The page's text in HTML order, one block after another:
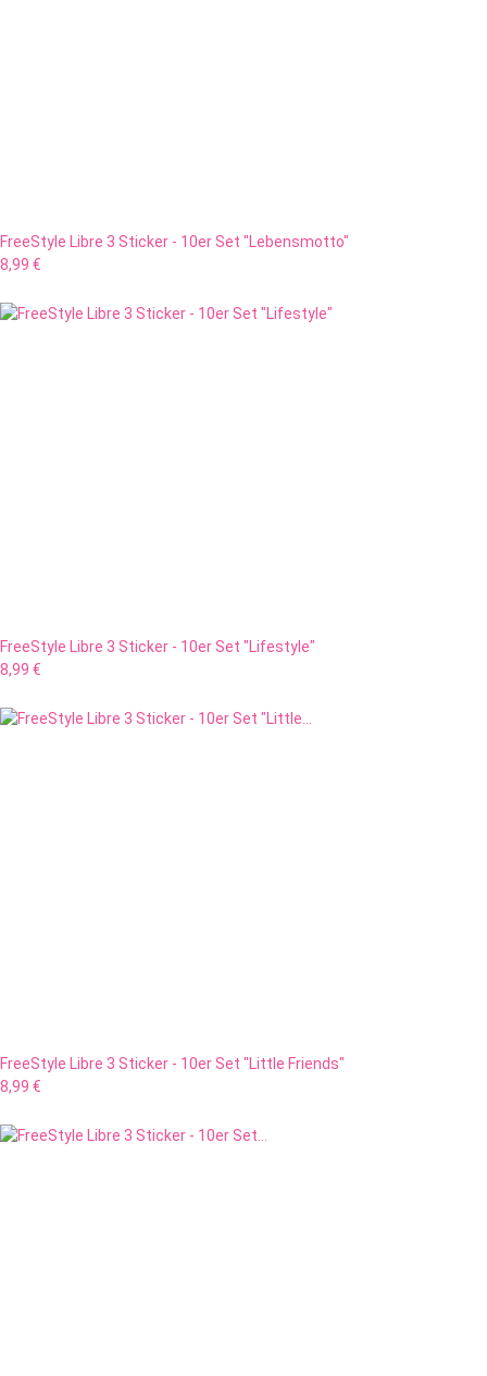
FreeStyle Libre 3 Sticker - 10er Set "Lebensmotto"
8,99 €
FreeStyle Libre 3 Sticker - 10er Set "Lifestyle"
8,99 €
FreeStyle Libre 3 Sticker - 10er Set "Little Friends"
8,99 €